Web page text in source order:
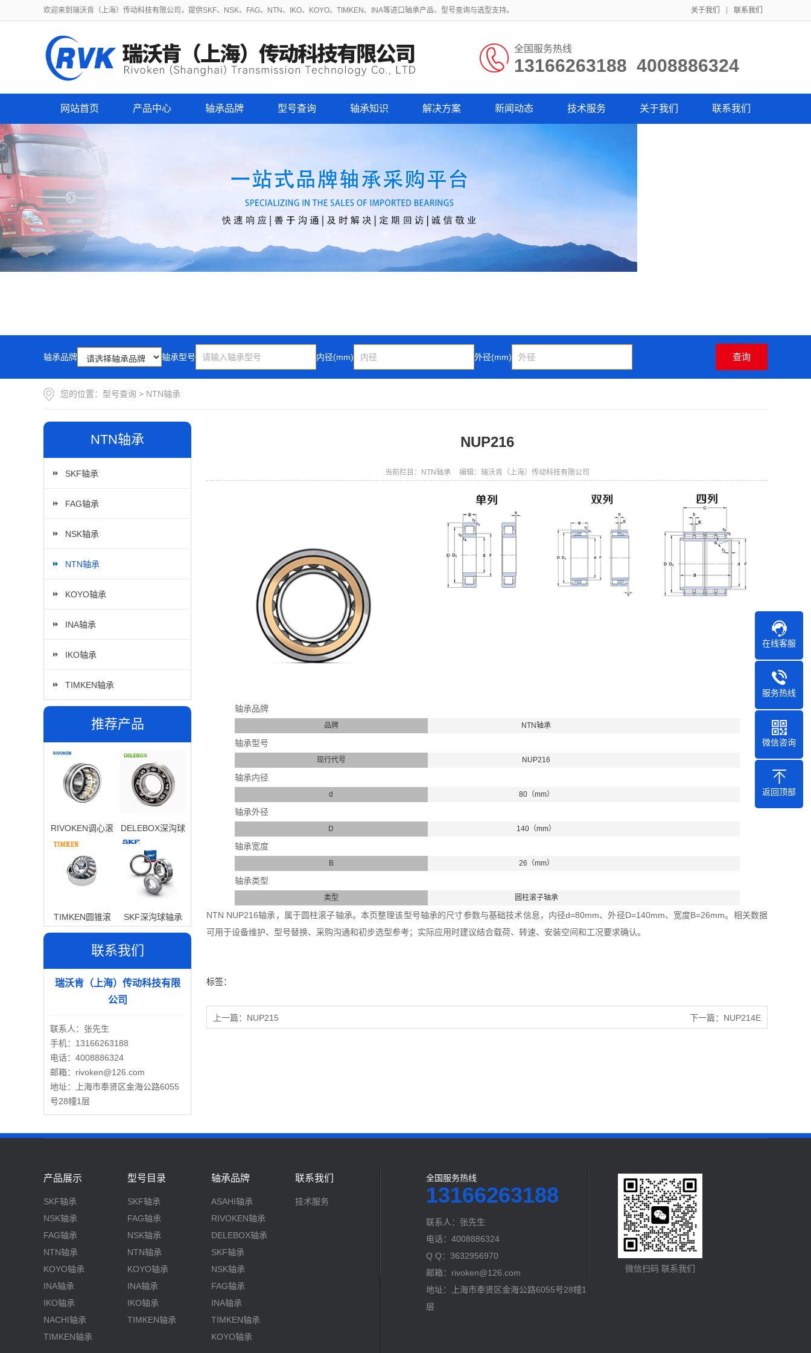
欢迎来到瑞沃肯（上海）传动科技有限公司，提供SKF、NSK、FAG、NTN、IKO、KOYO、TIMKEN、INA等进口轴承产品、型号查询与选型支持。 关于我们 联系我们
全国服务热线
13166263188 4008886324
网站首页 产品中心 轴承品牌 型号查询 轴承知识 解决方案 新闻动态 技术服务 关于我们 联系我们
轴承品牌 轴承型号 内径(mm) 外径(mm)
您的位置： 型号查询 > NTN轴承
NTN轴承
SKF轴承
FAG轴承
NSK轴承
NTN轴承
KOYO轴承
INA轴承
IKO轴承
TIMKEN轴承
推荐产品
RIVOKEN调心滚
子轴承
DELEBOX深沟球
TIMKEN圆锥滚
子轴承
SKF深沟球轴承
联系我们
瑞沃肯（上海）传动科技有限
公司
联系人：张先生
手机：13166263188
电话：4008886324
邮箱：rivoken@126.com
地址：上海市奉贤区金海公路6055
号28幢1层
NUP216
当前栏目：NTN轴承 编辑：瑞沃肯（上海）传动科技有限公司
轴承品牌
品牌 NTN轴承
轴承型号
现行代号 NUP216
轴承内径
d 80（mm）
轴承外径
D 140（mm）
轴承宽度
B 26（mm）
轴承类型
类型 圆柱滚子轴承
NTN NUP216轴承，属于圆柱滚子轴承。本页整理该型号轴承的尺寸参数与基础技术信息，内径d=80mm、外径D=140mm、宽度B=26mm。相关数据
可用于设备维护、型号替换、采购沟通和初步选型参考；实际应用时建议结合载荷、转速、安装空间和工况要求确认。
标签：
上一篇： NUP215 下一篇： NUP214E
产品展示
SKF轴承
NSK轴承
FAG轴承
NTN轴承
KOYO轴承
INA轴承
IKO轴承
NACHI轴承
TIMKEN轴承
型号目录
SKF轴承
FAG轴承
NSK轴承
NTN轴承
KOYO轴承
INA轴承
IKO轴承
TIMKEN轴承
轴承品牌
ASAHI轴承
RIVOKEN轴承
DELEBOX轴承
SKF轴承
NSK轴承
FAG轴承
INA轴承
TIMKEN轴承
KOYO轴承
联系我们
技术服务
全国服务热线
13166263188
联系人：张先生
电话：4008886324
Q Q：3632956970
邮箱：rivoken@126.com
地址：上海市奉贤区金海公路6055号28幢1
层
微信扫码 联系我们
在线客服
服务热线
微信咨询
返回顶部